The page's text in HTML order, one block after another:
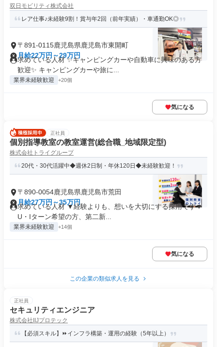
双日モビリティ株式会社
レア仕事♪未経験9割！賞与年2回（前年実績）・車通勤OK◎
〒891-0115鹿児島県鹿児島市東開町
月給22万円～29万円
求めている人材 ✨キャンピングカーや自動車に興味のある方
歓迎✨ キャンピングカーや旅に...
業界未経験歓迎 +20個
気になる
正社員
個別指導教室の教室運営(総合職_地域限定型)
株式会社トライグループ
20代・30代活躍中◆週休2日制・年休120日◆未経験歓迎！
〒890-0054鹿児島県鹿児島市荒田
月給27万円～35万円
求めている人材 ▼経験よりも、想いを大切にする採用です▼
U・Iターン希望の方、第二新...
業界未経験歓迎 +14個
気になる
この企業の類似求人を見る
正社員
セキュリティエンジニア
株式会社IIJプロテック
【必須スキル】⏩インフラ構築・運用の経験（5年以上）